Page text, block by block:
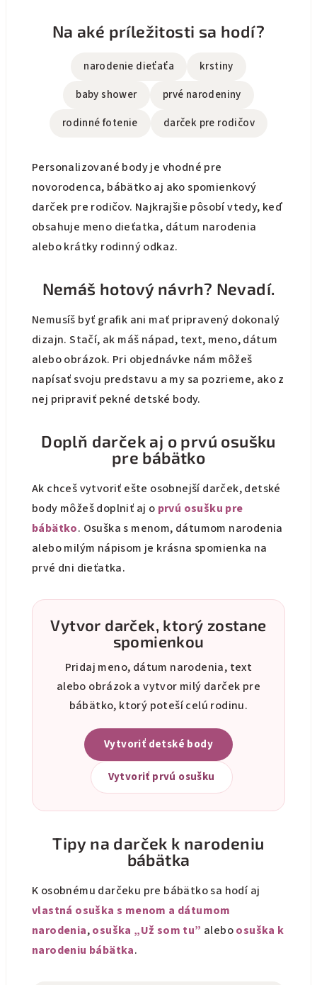
Na aké príležitosti sa hodí?
narodenie dieťaťa
krstiny
baby shower
prvé narodeniny
rodinné fotenie
darček pre rodičov
Personalizované body je vhodné pre
novorodenca, bábätko aj ako spomienkový
darček pre rodičov. Najkrajšie pôsobí vtedy, keď
obsahuje meno dieťatka, dátum narodenia
alebo krátky rodinný odkaz.
Nemáš hotový návrh? Nevadí.
Nemusíš byť grafik ani mať pripravený dokonalý
dizajn. Stačí, ak máš nápad, text, meno, dátum
alebo obrázok. Pri objednávke nám môžeš
napísať svoju predstavu a my sa pozrieme, ako z
nej pripraviť pekné detské body.
Doplň darček aj o prvú osušku
pre bábätko
Ak chceš vytvoriť ešte osobnejší darček, detské
body môžeš doplniť aj o prvú osušku pre
bábätko. Osuška s menom, dátumom narodenia
alebo milým nápisom je krásna spomienka na
prvé dni dieťatka.
Vytvor darček, ktorý zostane
spomienkou
Pridaj meno, dátum narodenia, text
alebo obrázok a vytvor milý darček pre
bábätko, ktorý poteší celú rodinu.
Vytvoriť detské body
Vytvoriť prvú osušku
Tipy na darček k narodeniu
bábätka
K osobnému darčeku pre bábätko sa hodí aj
vlastná osuška s menom a dátumom
narodenia,osuška „Už som tu” aleboosuška k
narodeniu bábätka.